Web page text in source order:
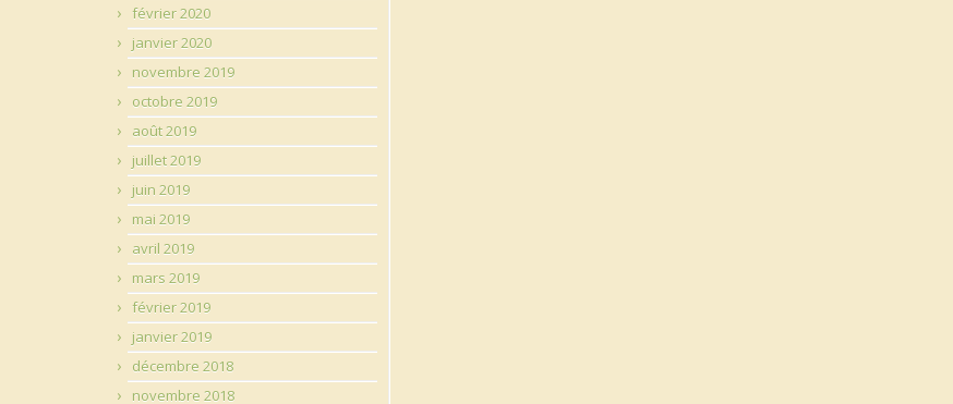
février 2020
janvier 2020
novembre 2019
octobre 2019
août 2019
juillet 2019
juin 2019
mai 2019
avril 2019
mars 2019
février 2019
janvier 2019
décembre 2018
novembre 2018